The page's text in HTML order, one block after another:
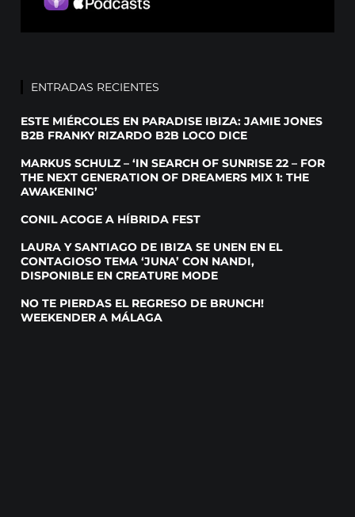
ENTRADAS RECIENTES
ESTE MIÉRCOLES EN PARADISE IBIZA: JAMIE JONES
B2B FRANKY RIZARDO B2B LOCO DICE
MARKUS SCHULZ – ‘IN SEARCH OF SUNRISE 22 – FOR
THE NEXT GENERATION OF DREAMERS MIX 1: THE
AWAKENING’
CONIL ACOGE A HÍBRIDA FEST
LAURA Y SANTIAGO DE IBIZA SE UNEN EN EL
CONTAGIOSO TEMA ‘JUNA’ CON NANDI,
DISPONIBLE EN CREATURE MODE
NO TE PIERDAS EL REGRESO DE BRUNCH!
WEEKENDER A MÁLAGA